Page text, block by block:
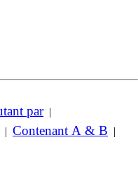
par|
| Contenant A & B |